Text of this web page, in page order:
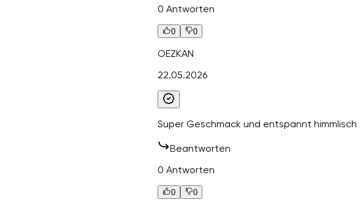
0 Antworten
0 0
OEZKAN
22.05.2026
Super Geschmack und entspannt himmlisch
Beantworten
0 Antworten
0 0